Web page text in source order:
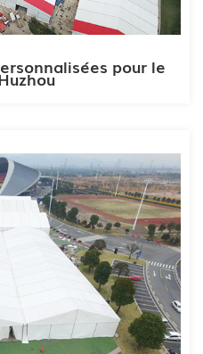
pour le